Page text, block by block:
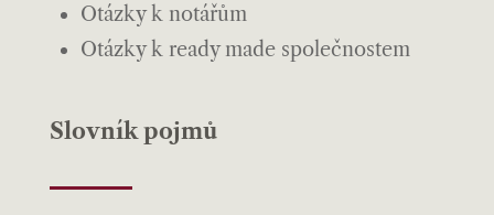
Otázky k notářům
Otázky k ready made společnostem
Slovník pojmů